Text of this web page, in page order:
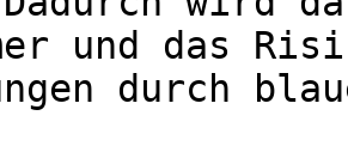
und das
durch